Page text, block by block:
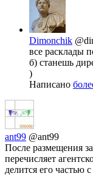
Dimonchik
все расклады
б) станешь
)
Написано
ant99 @ant99
После размещения
перечисляет
делится его частью